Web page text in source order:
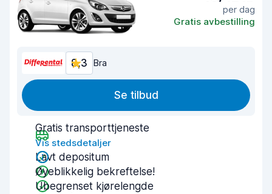
per dag
Gratis avbestilling
8,3 Bra
Se tilbud
Gratis transporttjeneste
Vis stedsdetaljer
Lavt depositum
Øyeblikkelig bekreftelse!
Ubegrenset kjørelengde